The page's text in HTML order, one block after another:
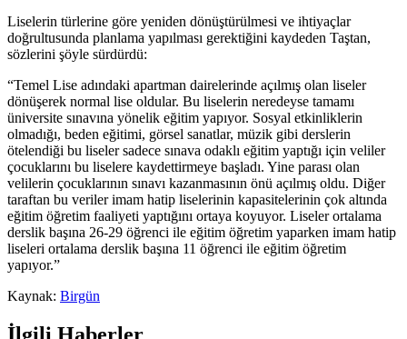
Liselerin türlerine göre yeniden dönüştürülmesi ve ihtiyaçlar
doğrultusunda planlama yapılması gerektiğini kaydeden Taştan,
sözlerini şöyle sürdürdü:
“Temel Lise adındaki apartman dairelerinde açılmış olan liseler
dönüşerek normal lise oldular. Bu liselerin neredeyse tamamı
üniversite sınavına yönelik eğitim yapıyor. Sosyal etkinliklerin
olmadığı, beden eğitimi, görsel sanatlar, müzik gibi derslerin
ötelendiği bu liseler sadece sınava odaklı eğitim yaptığı için veliler
çocuklarını bu liselere kaydettirmeye başladı. Yine parası olan
velilerin çocuklarının sınavı kazanmasının önü açılmış oldu. Diğer
taraftan bu veriler imam hatip liselerinin kapasitelerinin çok altında
eğitim öğretim faaliyeti yaptığını ortaya koyuyor. Liseler ortalama
derslik başına 26-29 öğrenci ile eğitim öğretim yaparken imam hatip
liseleri ortalama derslik başına 11 öğrenci ile eğitim öğretim
yapıyor.”
Kaynak: Birgün